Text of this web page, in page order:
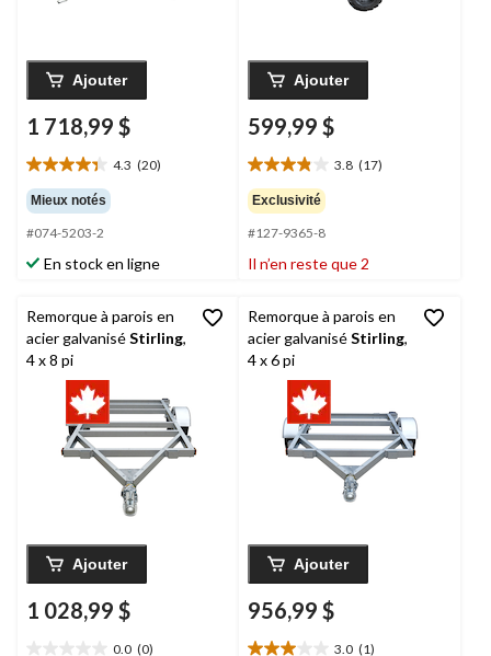
Ajouter
1 718,99 $
4.3 (20)
4.4
étoile(s)
sur
5.
20
Mieux notés
#074-5203-2
En stock en ligne
Ajouter
599,99 $
3.8 (17)
3.8
étoile(s)
sur
5.
17
Exclusivité
#127-9365-8
Il n’en reste que 2
Remorque à parois en
acier galvaniséStirling,
4 x 8 pi
Ajouter
1 028,99 $
0.0 (0)
Remorque à parois en
acier galvaniséStirling,
4 x 6 pi
Ajouter
956,99 $
3.0 (1)